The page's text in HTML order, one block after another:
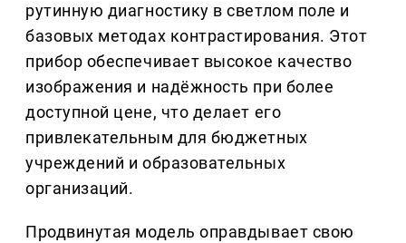
рутинную диагностику в светлом поле и
базовых методах контрастирования. Этот
прибор обеспечивает высокое качество
изображения и надёжность при более
доступной цене, что делает его
привлекательным для бюджетных
учреждений и образовательных
организаций.
Продвинутая модель оправдывает свою